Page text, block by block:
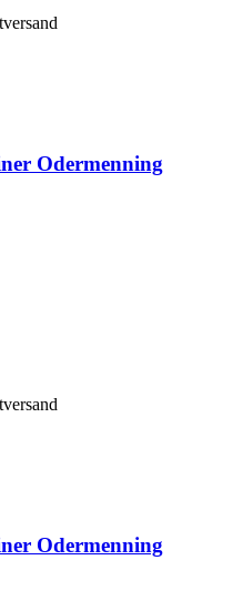
Odermenning
Odermenning